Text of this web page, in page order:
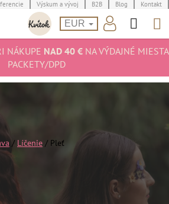
Výskum a vývoj B2B Blog Kontakt
EUR
NÁKUPE NAD 40 €NA VÝDAJNÉ MIESTA
PACKETY/DPD
/ Líčenie / Pleť